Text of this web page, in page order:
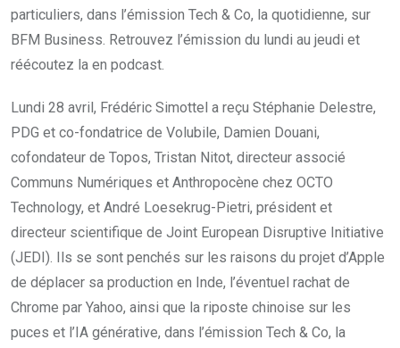
particuliers, dans l’émission Tech & Co, la quotidienne, sur
BFM Business. Retrouvez l’émission du lundi au jeudi et
réécoutez la en podcast.
Lundi 28 avril, Frédéric Simottel a reçu Stéphanie Delestre,
PDG et co-fondatrice de Volubile, Damien Douani,
cofondateur de Topos, Tristan Nitot, directeur associé
Communs Numériques et Anthropocène chez OCTO
Technology, et André Loesekrug-Pietri, président et
directeur scientifique de Joint European Disruptive Initiative
(JEDI). Ils se sont penchés sur les raisons du projet d’Apple
de déplacer sa production en Inde, l’éventuel rachat de
Chrome par Yahoo, ainsi que la riposte chinoise sur les
puces et l’IA générative, dans l’émission Tech & Co, la